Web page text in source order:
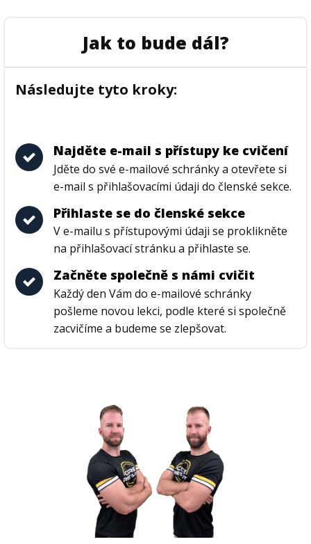
Jak to bude dál?
Následujte tyto kroky:
Najděte e-mail s přístupy ke cvičení
Jděte do své e-mailové schránky a otevřete si
e-mail s přihlašovacími údaji do členské sekce.
Přihlaste se do členské sekce
V e-mailu s přístupovými údaji se proklikněte
na přihlašovací stránku a přihlaste se.
Začněte společně s námi cvičit
Každý den Vám do e-mailové schránky
pošleme novou lekci, podle které si společně
zacvičíme a budeme se zlepšovat.